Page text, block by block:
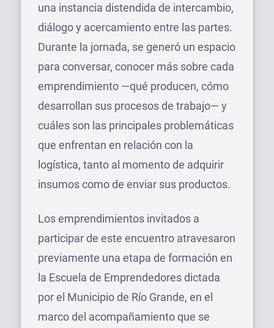
una instancia distendida de intercambio,
diálogo y acercamiento entre las partes.
Durante la jornada, se generó un espacio
para conversar, conocer más sobre cada
emprendimiento —qué producen, cómo
desarrollan sus procesos de trabajo— y
cuáles son las principales problemáticas
que enfrentan en relación con la
logística, tanto al momento de adquirir
insumos como de enviar sus productos.
Los emprendimientos invitados a
participar de este encuentro atravesaron
previamente una etapa de formación en
la Escuela de Emprendedores dictada
por el Municipio de Río Grande, en el
marco del acompañamiento que se